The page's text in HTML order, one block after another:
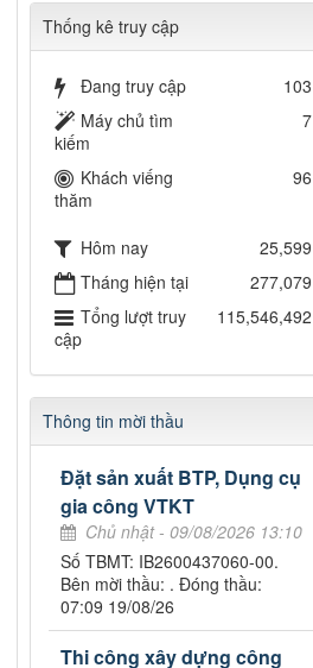
Thống kê truy cập
Đang truy cập
103
Máy chủ tìm
kiếm
7
Khách viếng
thăm
96
Hôm nay
25,599
Tháng hiện tại
277,079
Tổng lượt truy
cập
115,546,492
Thông tin mời thầu
Đặt sản xuất BTP, Dụng cụ
gia công VTKT
Chủ nhật - 09/08/2026 13:10
Số TBMT: IB2600437060-00.
Bên mời thầu: . Đóng thầu:
07:09 19/08/26
Thi công xây dựng công